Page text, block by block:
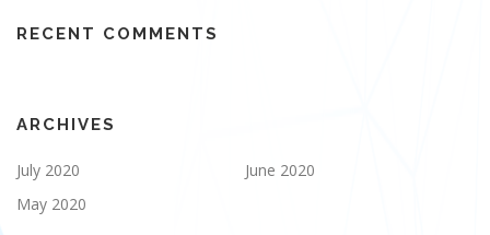
RECENT COMMENTS
ARCHIVES
July 2020
June 2020
May 2020